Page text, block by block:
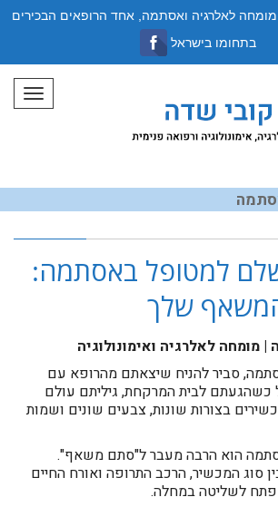
תפריט
למטופל באסתמה:
שלך
מומחה לאלרגיה ואימונולוגיה
סביר להניח שיצאתם מהרופא עם
לבית המרקחת, גיליתם עולם
בצורות שונות, צבעים שונים ושמות
הוא הרבה מעבר ל"סתם משאף".
סוג המכשיר, הרכב התרופה ואורח החיים
לשליטה במחלה.
לאלרגיה ואסתמה, אחד הרופאים הבכירים
בתחומו בישראל